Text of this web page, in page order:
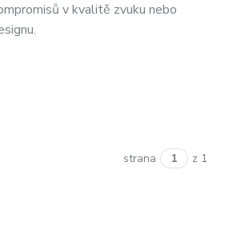
v kvalitě zvuku nebo
strana z 1